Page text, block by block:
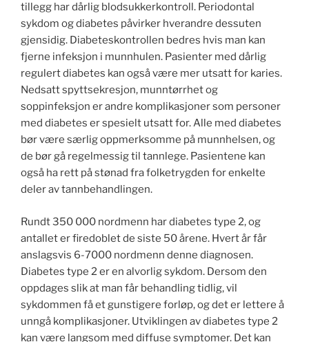
tillegg har dårlig blodsukkerkontroll. Periodontal
sykdom og diabetes påvirker hverandre dessuten
gjensidig. Diabeteskontrollen bedres hvis man kan
fjerne infeksjon i munnhulen. Pasienter med dårlig
regulert diabetes kan også være mer utsatt for karies.
Nedsatt spyttsekresjon, munntørrhet og
soppinfeksjon er andre komplikasjoner som personer
med diabetes er spesielt utsatt for. Alle med diabetes
bør være særlig oppmerksomme på munnhelsen, og
de bør gå regelmessig til tannlege. Pasientene kan
også ha rett på stønad fra folketrygden for enkelte
deler av tannbehandlingen.
Rundt 350 000 nordmenn har diabetes type 2, og
antallet er firedoblet de siste 50 årene. Hvert år får
anslagsvis 6-7000 nordmenn denne diagnosen.
Diabetes type 2 er en alvorlig sykdom. Dersom den
oppdages slik at man får behandling tidlig, vil
sykdommen få et gunstigere forløp, og det er lettere å
unngå komplikasjoner. Utviklingen av diabetes type 2
kan være langsom med diffuse symptomer. Det kan